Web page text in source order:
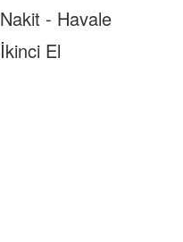
Nakit - Havale
İkinci El